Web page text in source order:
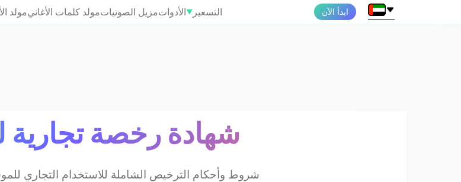
مولدمولد كلمات الأغانيمزيل الصوتياتالأدوات▼التسعير ابدأ الآن
شهادة رخصة تجارية
شروط وأحكام الترخيص الشاملة للاستخدام التجاري